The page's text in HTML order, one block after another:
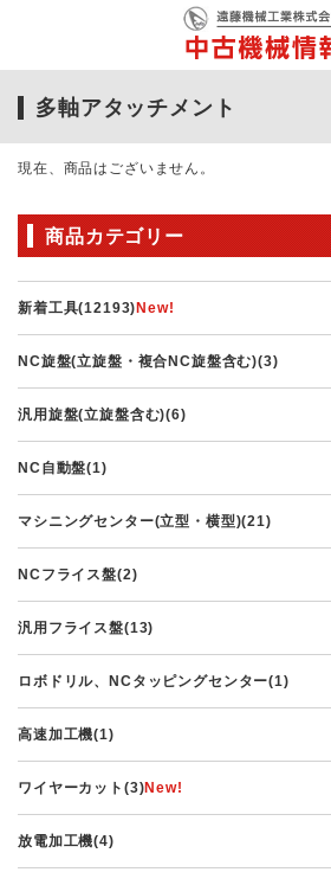
多軸アタッチメント
現在、商品はございません。
商品カテゴリー
新着工具(12193)
NC旋盤(立旋盤・複合NC旋盤含む)(3)
汎用旋盤(立旋盤含む)(6)
NC自動盤(1)
マシニングセンター(立型・横型)(21)
NCフライス盤(2)
汎用フライス盤(13)
ロボドリル、NCタッピングセンター(1)
高速加工機(1)
ワイヤーカット(3)
放電加工機(4)